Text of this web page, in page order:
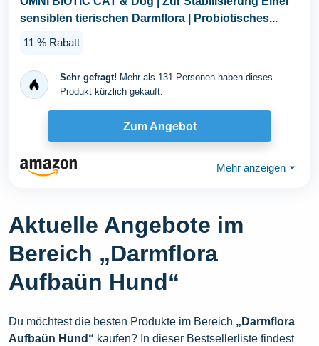
sensiblen tierischen Darmflora | Probiotisches...
11 % Rabatt
Sehr gefragt! Mehr als 131 Personen haben dieses
Produkt kürzlich gekauft.
Zum Angebot
Mehr anzeigen ⏷
Aktuelle Angebote im
Bereich „Darmflora
Aufbaün Hund“
Du möchtest die besten Produkte im Bereich „Darmflora
Aufbaün Hund“ kaufen? In dieser Bestsellerliste findest